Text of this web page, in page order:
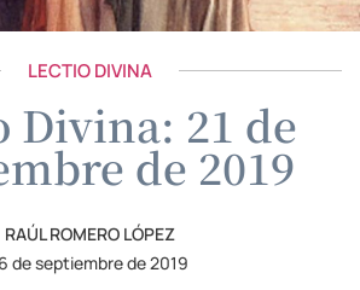
LECTIO DIVINA
Divina: 21 de
de 2019
RAÚL ROMERO LÓPEZ
de septiembre de 2019